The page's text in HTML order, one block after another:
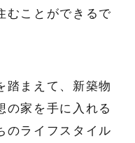
むことができるで
踏まえて、新築物
の家を手に入れる
のライフスタイル